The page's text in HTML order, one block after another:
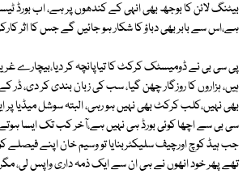
بیٹنگ لائن کا بوجھ بھی انہی کے کندھوں پر ہے، اب بورڈ
ہے،اس سے بابر بھی دباؤ کا شکار ہو جائیں گے جس کا اثر
پی سی بی نے ڈومیسٹک کرکٹ کا تیاپانچہ کر دیا،بیچارے
ہیں، ہزاروں کا روزگار چھن گیا، سب کی زبان بندی کر دی، ڈر
بھی نہیں،کلب کرکٹ بھی نہیں ہو رہی، البتہ سوشل میڈیا
سی بی سے اچھا کوئی بورڈ ہی نہیں ہے،آخر کب تک ایسا
جب ہیڈ کوچ اورچیف سلیکٹربنایا تو وسیم خان اپنے فیصلے
تھے پھر خود انھوں نے ہی ان سے ایک ذمہ داری واپس لی،